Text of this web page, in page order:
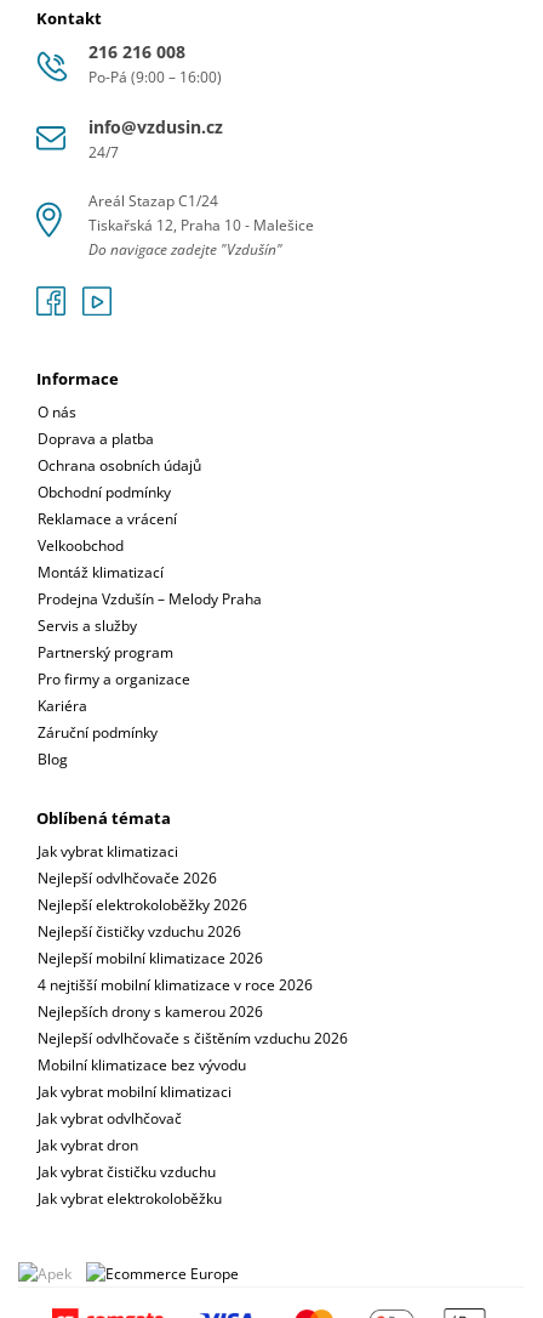
Kontakt
216 216 008
Po-Pá (9:00 – 16:00)
info@vzdusin.cz
24/7
Areál Stazap C1/24
Tiskařská 12, Praha 10 - Malešice
Do navigace zadejte "Vzdušín"
Informace
O nás
Doprava a platba
Ochrana osobních údajů
Obchodní podmínky
Reklamace a vrácení
Velkoobchod
Montáž klimatizací
Prodejna Vzdušín – Melody Praha
Servis a služby
Partnerský program
Pro firmy a organizace
Kariéra
Záruční podmínky
Blog
Oblíbená témata
Jak vybrat klimatizaci
Nejlepší odvlhčovače 2026
Nejlepší elektrokoloběžky 2026
Nejlepší čističky vzduchu 2026
Nejlepší mobilní klimatizace 2026
4 nejtišší mobilní klimatizace v roce 2026
Nejlepších drony s kamerou 2026
Nejlepší odvlhčovače s čištěním vzduchu 2026
Mobilní klimatizace bez vývodu
Jak vybrat mobilní klimatizaci
Jak vybrat odvlhčovač
Jak vybrat dron
Jak vybrat čističku vzduchu
Jak vybrat elektrokoloběžku